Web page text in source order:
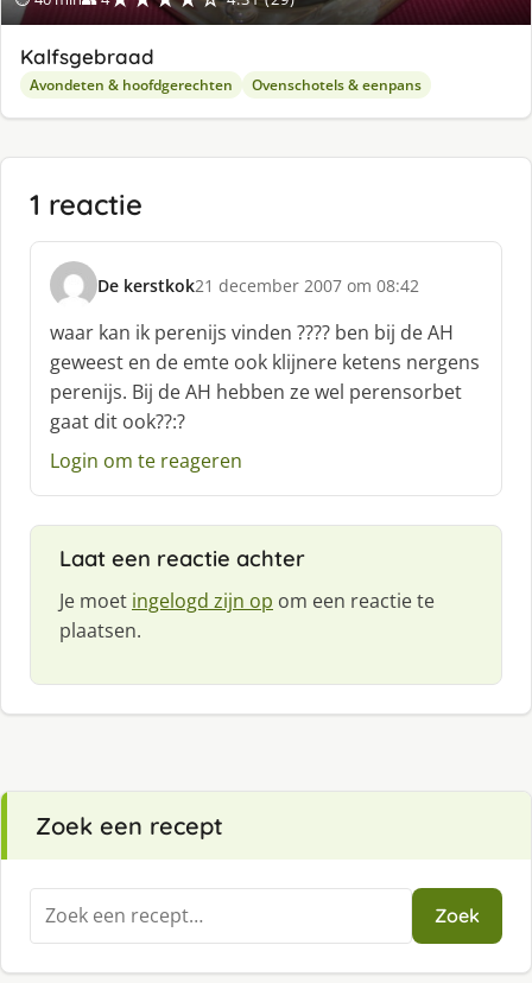
Kalfsgebraad
Avondeten & hoofdgerechten Ovenschotels & eenpans
1 reactie
De kerstkok
s
h
r
e
e
:
21 december 2007 om 08:42
waar kan ik perenijs vinden ???? ben bij de AH
geweest en de emte ook klijnere ketens nergens
perenijs. Bij de AH hebben ze wel perensorbet
gaat dit ook??:?
Login om te reageren
Laat een reactie achter
Je moet ingelogd zijn op om een reactie te
plaatsen.
Zoek een recept
Zoeken
naar:
Zoek